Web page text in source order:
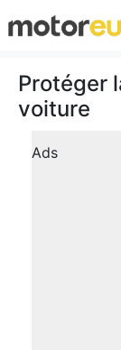
Protéger
voiture
Ads